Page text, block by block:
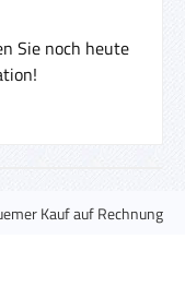
Sie noch heute
Kauf auf Rechnung